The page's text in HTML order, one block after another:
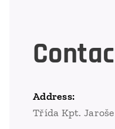
Address:
Třída Kpt.